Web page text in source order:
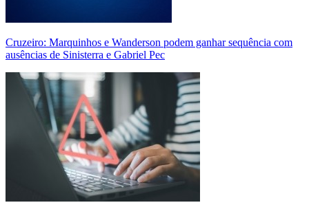
Cruzeiro: Marquinhos e Wanderson podem ganhar sequência com
ausências de Sinisterra e Gabriel Pec